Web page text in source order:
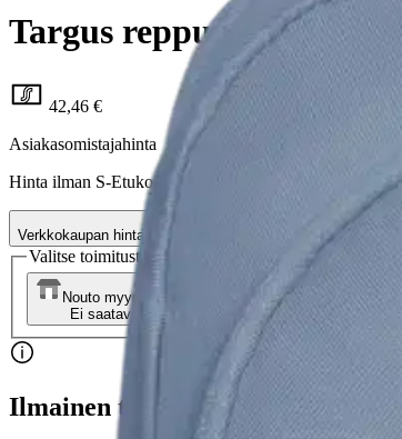
Targus reppu 15.6"
42,46 €
Asiakasomistajahinta
Hinta ilman S-Etukorttia:
Verkkokaupan hinta
Valitse toimitustapa
Nouto myymälästä
Ei saatavilla
Toimitus
Ei saatavilla
Ilmainen toimitus yli 100 €:n